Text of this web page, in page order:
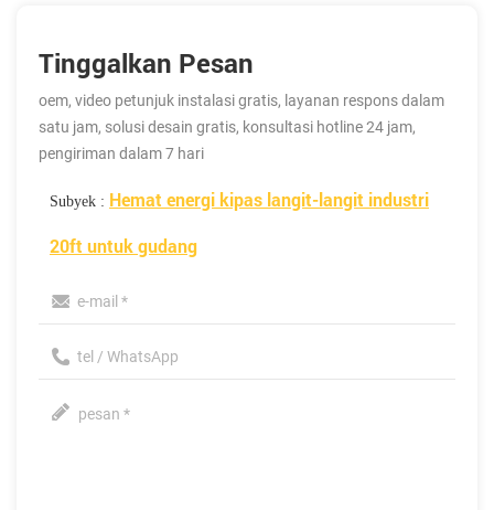
Tinggalkan Pesan
oem, video petunjuk instalasi gratis, layanan respons dalam
satu jam, solusi desain gratis, konsultasi hotline 24 jam,
pengiriman dalam 7 hari
Subyek : Hemat energi kipas langit-langit industri
20ft untuk gudang